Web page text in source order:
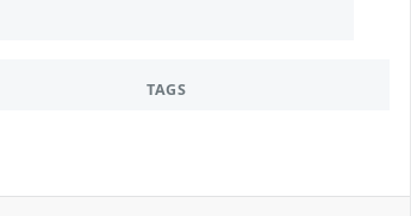
TAGS